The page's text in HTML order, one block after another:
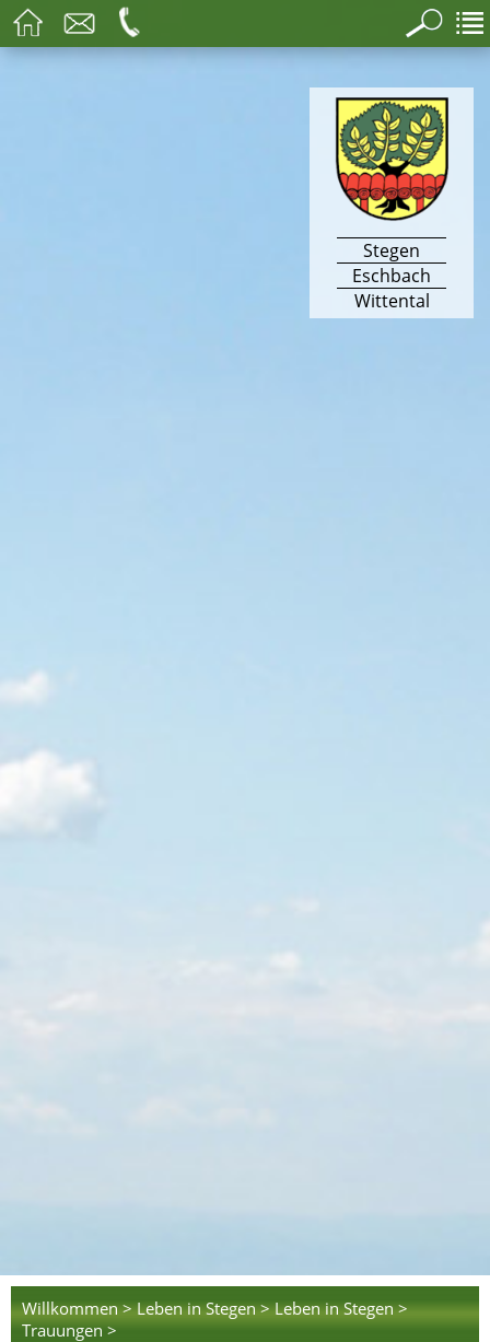
Stegen
Eschbach
Wittental
Willkommen > Leben in Stegen > Leben in Stegen >
Trauungen >